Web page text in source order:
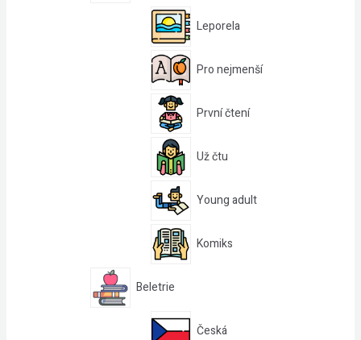
Leporela
Pro nejmenší
První čtení
Už čtu
Young adult
Komiks
Beletrie
Česká